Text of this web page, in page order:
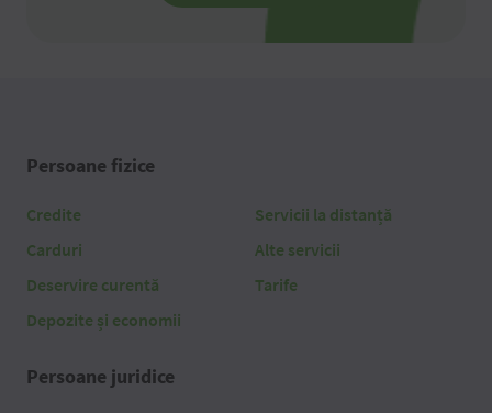
Persoane fizice
Credite
Carduri
Deservire curentă
Depozite și economii
Servicii la distanță
Alte servicii
Tarife
Persoane juridice